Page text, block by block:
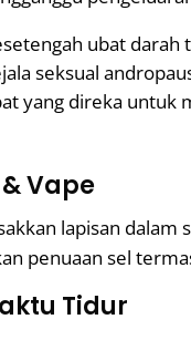
ubat darah
seksual
yang direka untuk
Vape
lapisan dalam
penuaan sel
Tidur